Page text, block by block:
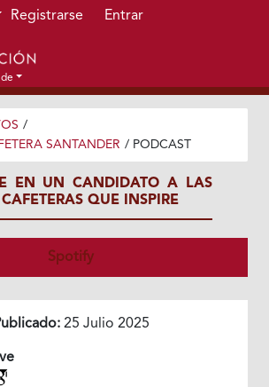
principal
sitio
Registrarse Entrar
/
SANTANDER / PODCAST
EN UN CANDIDATO A LAS
QUE INSPIRE
Spotify
25 Julio 2025